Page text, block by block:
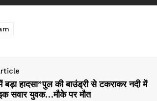
बड़ा हादसा”पुल की बाउंड्री से टकराकर नदी में
सवार युवक…मौके पर मौत